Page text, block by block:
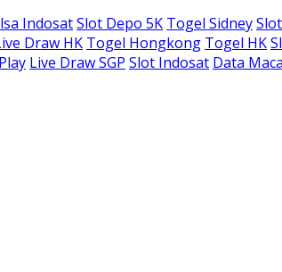
IndosatSlot Depo 5K Togel Sidney
Draw HK Togel Hongkong Togel HK
Live Draw SGP Slot Indosat Data